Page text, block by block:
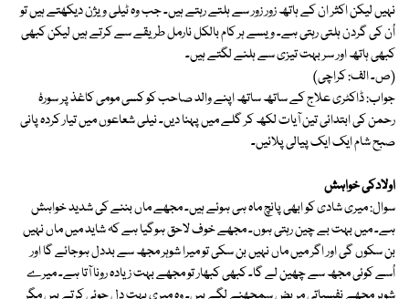
نہیں لیکن اکثر ان کے ہاتھ زور زور سے ہلتے رہتے ہیں۔ جب وہ ٹیلی ویژن دیکھتے ہیں تو
اُن کی گردن ہلتی رہتی ہے۔ ویسے ہر کام بالکل نارمل طریقے سے کرتے ہیں لیکن کبھی
کبھی ہاتھ اور سر بہت تیزی سے ہلنے لگتے ہیں۔
(ص۔ الف: کراچی)
جواب: ڈاکٹری علاج کے ساتھ ساتھ اپنے والد صاحب کو کسی مومی کاغذ پر سورۂ
رحمن کی ابتدائی تین آیات لکھ کر گلے میں پہنا دیں۔ نیلی شعاعوں میں تیار کردہ پانی
صبح شام ایک ایک پیالی پلائیں۔
اولادکی خواہش
سوال: میری شادی کو ابھی پانچ ماہ ہی ہوئے ہیں۔ مجھے ماں بننے کی شدید خواہش
ہے۔ میں بہت بے چین رہتی ہوں۔ مجھے خوف لاحق ہوگیا ہے کہ شاید میں ماں نہیں
بن سکوں گی اور اگر میں ماں نہیں بن سکی تو میرا شوہر مجھ سے بددل ہوجائے گا اور
اُسے کوئی مجھ سے چھین لے گا۔ کبھی کبھار تو مجھے بہت زیادہ رونا آتا ہے۔ میرے